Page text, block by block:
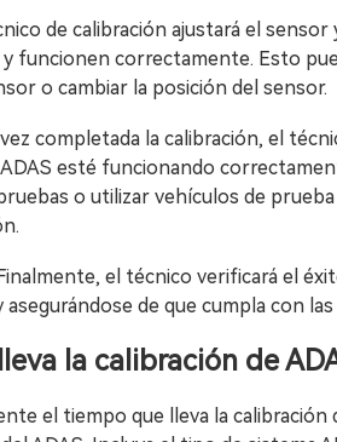
de calibración ajustará el sensor
funcionen correctamente. Esto
o cambiar la posición del sensor.
completada la calibración, el
esté funcionando
o utilizar vehículos de
el técnico verificará el
de que cumpla con
la calibración de
el tiempo que lleva la calibración